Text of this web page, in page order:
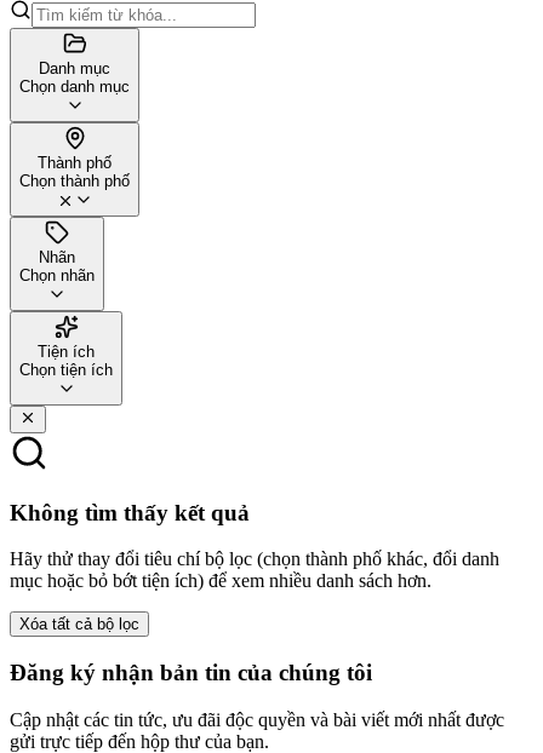
Danh mục
Chọn danh mục
Thành phố
Chọn thành phố
Nhãn
Chọn nhãn
Tiện ích
Chọn tiện ích
Không tìm thấy kết quả
Hãy thử thay đổi tiêu chí bộ lọc (chọn thành phố khác, đổi danh
mục hoặc bỏ bớt tiện ích) để xem nhiều danh sách hơn.
Xóa tất cả bộ lọc
Đăng ký nhận bản tin của chúng tôi
Cập nhật các tin tức, ưu đãi độc quyền và bài viết mới nhất được
gửi trực tiếp đến hộp thư của bạn.